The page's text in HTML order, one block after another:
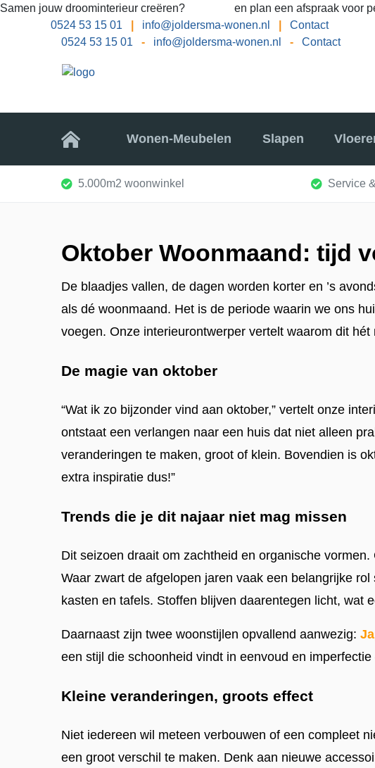
Samen jouw droominterieur creëren?
en plan een afspraak voor
0524 53 15 01
info@joldersma-wonen.nl
Contact
0524 53 15 01
- info@joldersma-wonen.nl - Contact
Home Wonen-Meubelen Slapen
5.000m2 woonwinkel Service
Oktober Woonmaand: tijd
De blaadjes vallen, de dagen worden korter en ’s
als dé woonmaand. Het is de periode waarin we ons
voegen. Onze interieurontwerper vertelt waarom dit
De magie van oktober
“Wat ik zo bijzonder vind aan oktober,” vertelt onze
ontstaat een verlangen naar een huis dat niet alleen
veranderingen te maken, groot of klein. Bovendien is
extra inspiratie dus!”
Trends die je dit najaar niet mag missen
Dit seizoen draait om zachtheid en organische
Waar zwart de afgelopen jaren vaak een belangrijke
kasten en tafels. Stoffen blijven daarentegen licht, wat
Daarnaast zijn twee woonstijlen opvallend aanwezig:
een stijl die schoonheid vindt in eenvoud en
Kleine veranderingen, groots effect
Niet iedereen wil meteen verbouwen of een compleet
een groot verschil te maken. Denk aan nieuwe